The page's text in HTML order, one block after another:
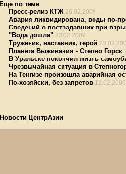
Еще по теме
Пресс-релиз КТЖ 26.02.2009
Авария ликвидирована, воды по-
Сведений о пострадавших при
"Вода дошла" 23.02.2009
Труженик, наставник, герой
Планета Выживания - Степно Горск
В Уральске покончил жизнь
Чрезвычайная ситуация в
На Тенгизе произошла аварийная
По-хозяйски, без запретов 12.02.2009
Новости ЦентрАзии